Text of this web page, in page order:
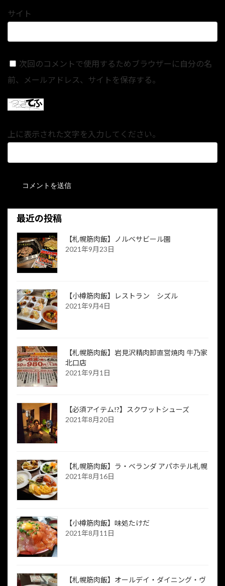
サイト
次回のコメントで使用するためブラウザーに自分の名
前、メールアドレス、サイトを保存する。
上に表示された文字を入力してください。
最近の投稿
【札幌筋肉飯】ノルベサビール園
2021年9月23日
【小樽筋肉飯】レストラン シズル
2021年9月4日
【札幌筋肉飯】岩見沢精肉卸直営焼肉 牛乃家
北口店
2021年9月1日
【必須アイテム!?】スクワットシューズ
2021年8月20日
【札幌筋肉飯】ラ・ベランダ アパホテル札幌
2021年8月16日
【小樽筋肉飯】味処たけだ
2021年8月11日
【札幌筋肉飯】オールデイ・ダイニング・ヴ